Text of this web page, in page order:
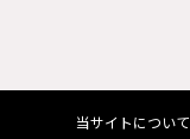
当サイトについて